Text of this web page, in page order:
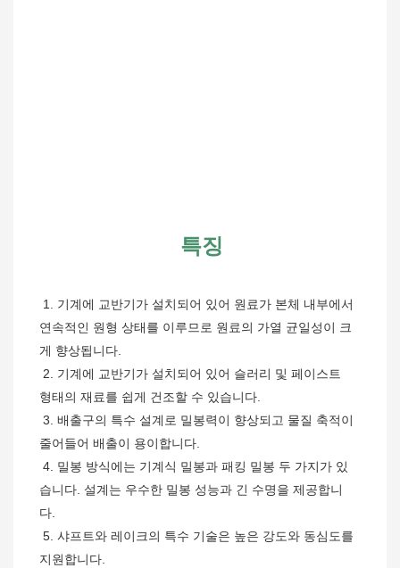
특징
1. 기계에 교반기가 설치되어 있어 원료가 본체 내부에서
연속적인 원형 상태를 이루므로 원료의 가열 균일성이 크
게 향상됩니다.
형태의 재료를 쉽게 건조할 수 있습니다.
줄어들어 배출이 용이합니다.
습니다. 설계는 우수한 밀봉 성능과 긴 수명을 제공합니
다.
지원합니다.